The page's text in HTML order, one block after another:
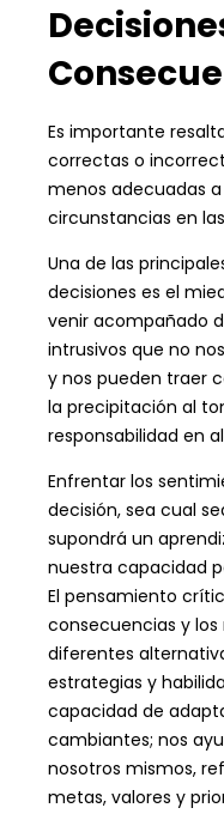
Es importante
correctas o
menos adecuadas
circunstancias en
Una de las
decisiones es el
venir acompañado
intrusivos que no
y nos pueden traer
la precipitación al
responsabilidad en
Enfrentar los
decisión, sea cual
supondrá un
nuestra capacidad
El pensamiento
consecuencias y los
diferentes
estrategias y
capacidad de
cambiantes; nos
nosotros mismos,
metas, valores y